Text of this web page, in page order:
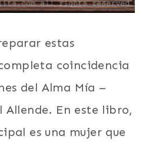
estas
coincidencia
del Alma Mía –
En este libro,
es una mujer que